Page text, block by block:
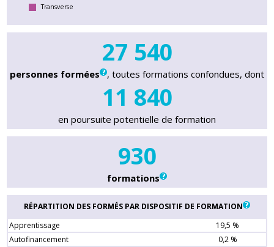
Transverse
27 540
personnes formées , toutes formations confondues, dont
11 840
en poursuite potentielle de formation
930
formations
RÉPARTITION DES FORMÉS PAR DISPOSITIF DE FORMATION
Apprentissage
19,5 %
Autofinancement
0,2 %